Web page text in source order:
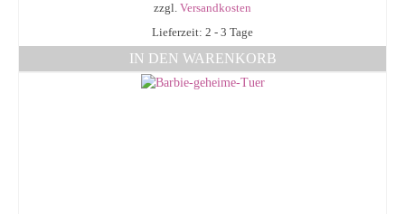
zzgl. Versandkosten
Lieferzeit: 2 - 3 Tage
IN DEN WARENKORB